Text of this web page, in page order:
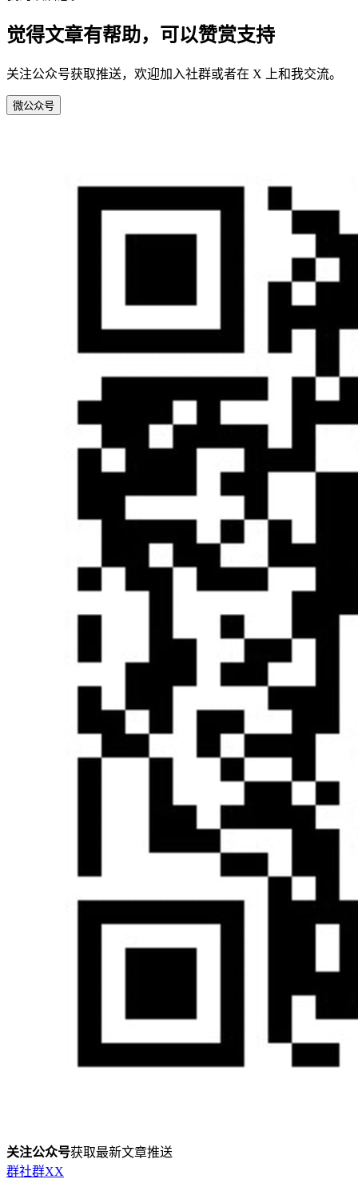
觉得文章有帮助，可以赞赏支持
关注公众号获取推送，欢迎加入社群或者在 X 上和我交流。
微公众号
关注公众号获取最新文章推送
群社群XX